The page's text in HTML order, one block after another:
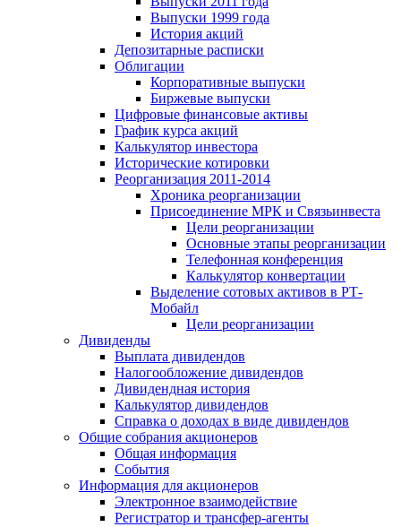
Выпуски 1999 года
История акций
Депозитарные расписки
Облигации
Корпоративные выпуски
Биржевые выпуски
Цифровые финансовые активы
График курса акций
Калькулятор инвестора
Исторические котировки
Реорганизация 2011-2014
Хроника реорганизации
Присоединение МРК и Связьинвеста
Цели реорганизации
Основные этапы реорганизации
Телефонная конференция
Калькулятор конвертации
Выделение сотовых активов в РТ-
Мобайл
Цели реорганизации
Дивиденды
Выплата дивидендов
Налогообложение дивидендов
Дивидендная история
Калькулятор дивидендов
Справка о доходах в виде дивидендов
Общие собрания акционеров
Общая информация
События
Информация для акционеров
Электронное взаимодействие
Регистратор и трансфер-агенты